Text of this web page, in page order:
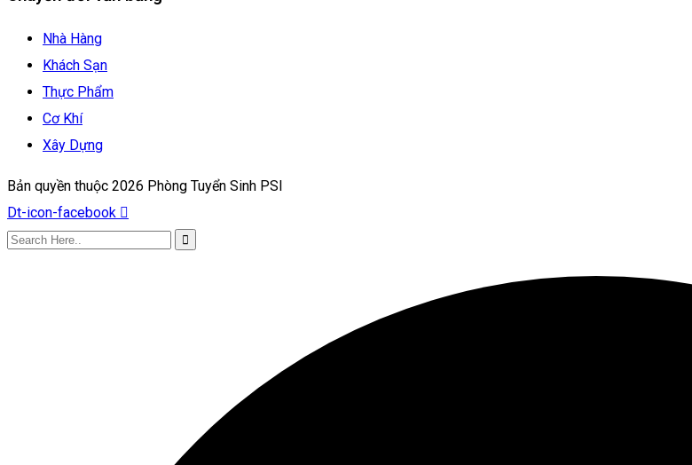
Nhà Hàng
Khách Sạn
Thực Phẩm
Cơ Khí
Xây Dựng
Bản quyền thuộc 2026 Phòng Tuyển Sinh PSI
Dt-icon-facebook